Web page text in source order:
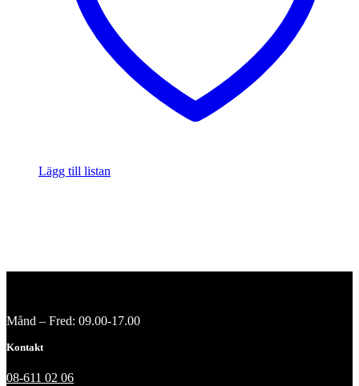
Lägg till listan
Månd – Fred: 09.00-17.00
Kontakt
08-611 02 06